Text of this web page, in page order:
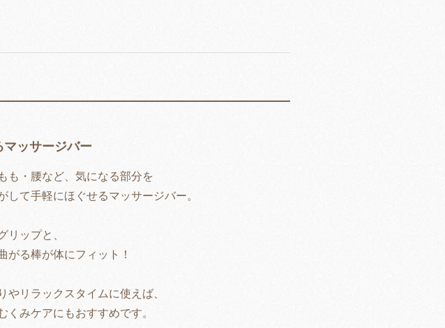
マッサージバー
も・腰など、気になる部分を
して手軽にほぐせるマッサージバー。
リップと、
がる棒が体にフィット！
やリラックスタイムに使えば、
くみケアにもおすすめです。